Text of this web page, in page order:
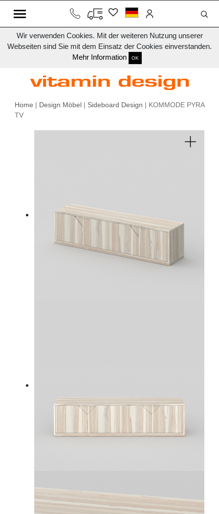
Wir verwenden Cookies. Mit der weiteren Nutzung unserer
Webseiten sind Sie mit dem Einsatz der Cookies einverstanden.
Mehr Information
OK
Home | Design Möbel | Sideboard Design | KOMMODE PYRA
TV